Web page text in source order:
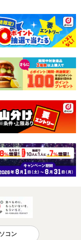
コン